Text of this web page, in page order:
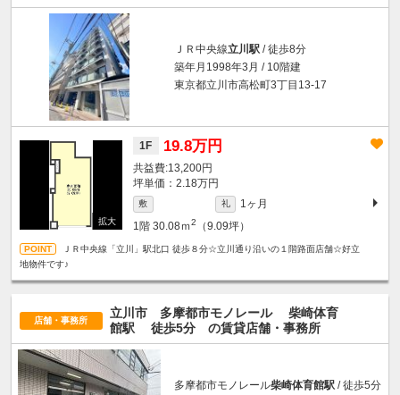
ＪＲ中央線立川駅 / 徒歩8分
築年月1998年3月 / 10階建
東京都立川市高松町3丁目13-17
1F 19.8万円
13,200円
坪単価：2.18万円
敷 礼
1ヶ月
1階 30.08ｍ2 （9.09坪）
ＪＲ中央線「立川」駅北口 徒歩８分☆立川通り沿いの１階路面店舗☆好立
地物件です♪
店舗・事務所
立川市 多摩都市モノレール
柴崎体育
館駅
徒歩5分 の賃貸店舗・事務所
多摩都市モノレール柴崎体育館駅 / 徒歩5分